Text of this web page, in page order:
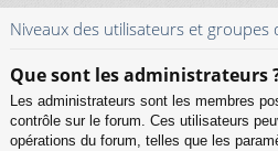
Niveaux des utilisateurs et groupes
Que sont les administrateurs
Les administrateurs sont les membres
contrôle sur le forum. Ces utilisateurs
opérations du forum, telles que les